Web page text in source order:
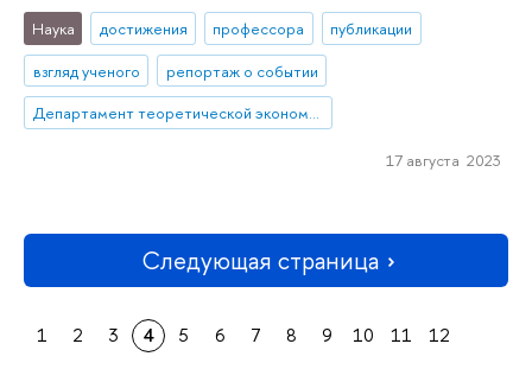
Наука достижения профессора
публикации
взгляд ученого
репортаж о событии
Департамент теоретической экономики
17 августа 2023
Следующая страница
1 2 3 4 5 6 7 8 9 10 11 12